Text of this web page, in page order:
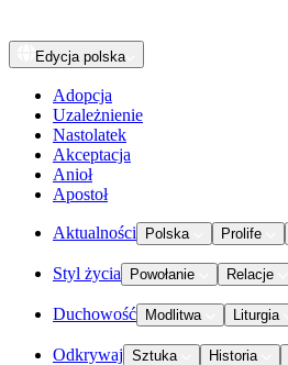
Edycja polska
Adopcja
Uzależnienie
Nastolatek
Akceptacja
Anioł
Apostoł
Aktualności Polska Prolife
Styl życia Powołanie Relacje
Duchowość Modlitwa Liturgia
Odkrywaj Sztuka Historia